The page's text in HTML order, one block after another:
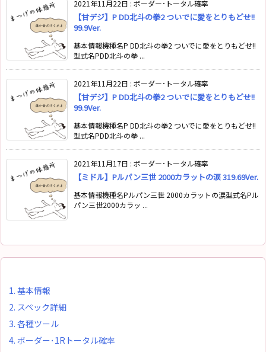
2021年11月22日 : ボーダー･トータル確率
【甘デジ】P DD北斗の拳2 ついでに愛をとりもどせ!!
99.9Ver.
基本情報機種名P DD北斗の拳2 ついでに愛をとりもどせ!!
型式名PDD北斗の拳 ...
2021年11月22日 : ボーダー･トータル確率
【甘デジ】P DD北斗の拳2 ついでに愛をとりもどせ!!
99.9Ver.
基本情報機種名P DD北斗の拳2 ついでに愛をとりもどせ!!
型式名PDD北斗の拳 ...
2021年11月17日 : ボーダー･トータル確率
【ミドル】Pルパン三世 2000カラットの涙 319.69Ver.
基本情報機種名Pルパン三世 2000カラットの涙型式名Pル
パン三世2000カラッ ...
1. 基本情報
2. スペック詳細
3. 各種ツール
4. ボーダー･1Rトータル確率